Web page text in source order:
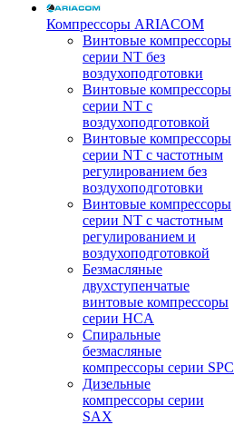
Компрессоры ARIACOM
Винтовые компрессоры
серии NT без
воздухоподготовки
Винтовые компрессоры
серии NT c
воздухоподготовкой
Винтовые компрессоры
серии NT с частотным
регулированием без
воздухоподготовки
Винтовые компрессоры
серии NT с частотным
регулированием и
воздухоподготовкой
Безмасляные
двухступенчатые
винтовые компрессоры
серии HCA
Спиральные
безмасляные
компрессоры серии SPC
Дизельные
компрессоры серии
SAX